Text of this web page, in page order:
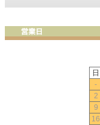
日
-
2
9
16